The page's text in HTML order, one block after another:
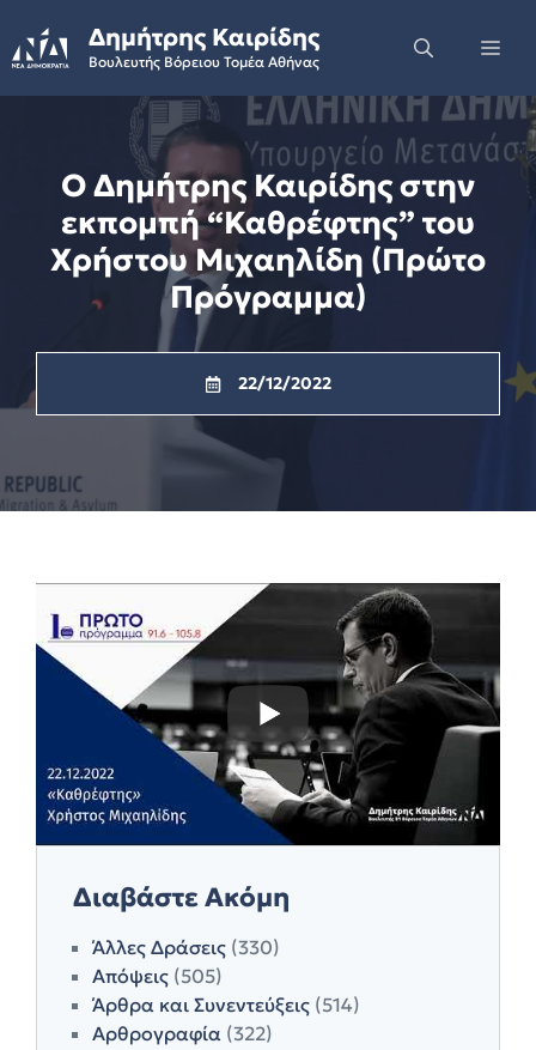
to
content
Δημήτρης Καιρίδης
Βουλευτής Βόρειου Τομέα Αθήνας
Ο Δημήτρης Καιρίδης στην
εκπομπή “Καθρέφτης” του
Χρήστου Μιχαηλίδη (Πρώτο
Πρόγραμμα)
22/12/2022
Διαβάστε Ακόμη
Άλλες Δράσεις (330)
Απόψεις (505)
Άρθρα και Συνεντεύξεις (514)
Αρθρογραφία (322)